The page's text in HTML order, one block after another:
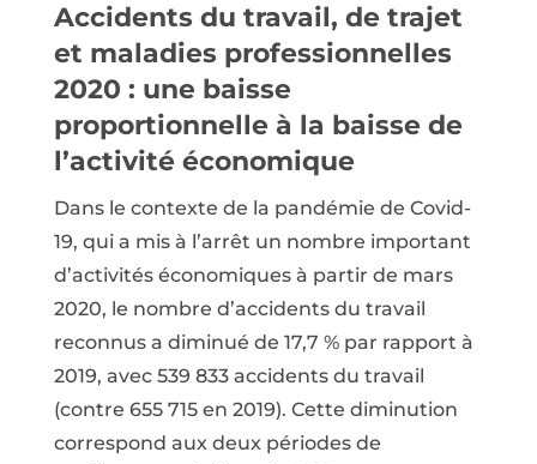
Accidents du travail, de trajet
et maladies professionnelles
2020 : une baisse
proportionnelle à la baisse de
l’activité économique
Dans le contexte de la pandémie de Covid-
19, qui a mis à l’arrêt un nombre important
d’activités économiques à partir de mars
2020, le nombre d’accidents du travail
reconnus a diminué de 17,7 % par rapport à
2019, avec 539 833 accidents du travail
(contre 655 715 en 2019). Cette diminution
correspond aux deux périodes de